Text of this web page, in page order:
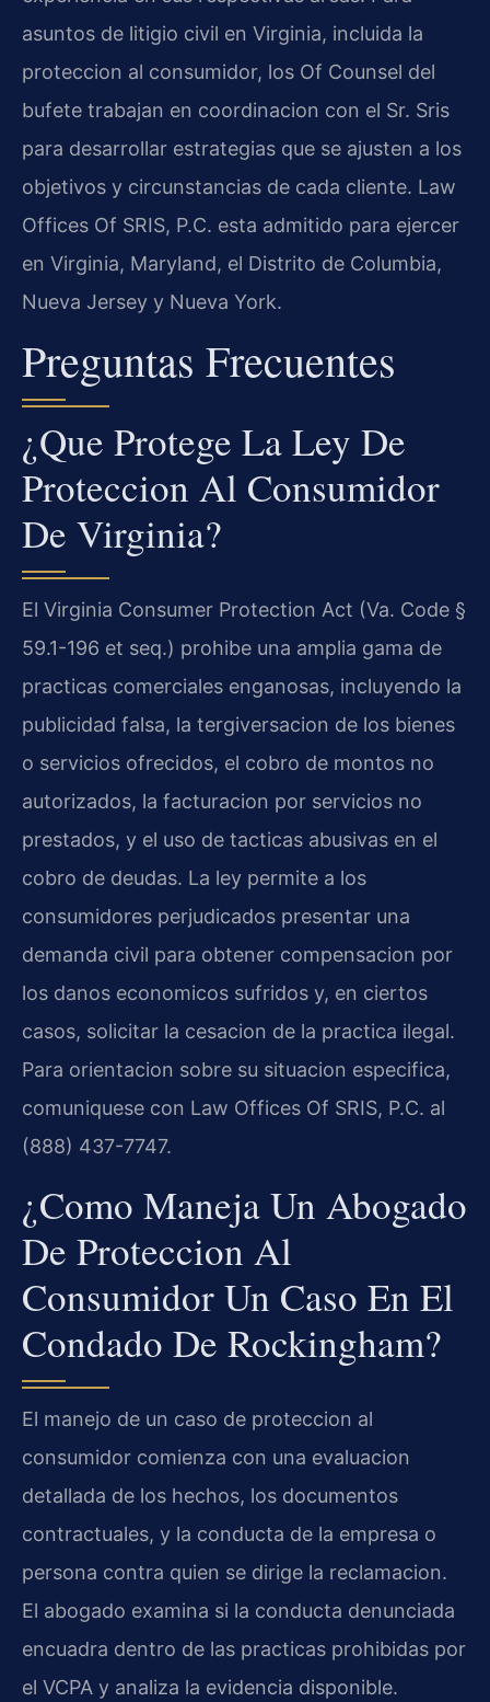
asuntos de litigio civil en Virginia, incluida la
proteccion al consumidor, los Of Counsel del
bufete trabajan en coordinacion con el Sr. Sris
para desarrollar estrategias que se ajusten a los
objetivos y circunstancias de cada cliente. Law
Offices Of SRIS, P.C. esta admitido para ejercer
en Virginia, Maryland, el Distrito de Columbia,
Nueva Jersey y Nueva York.
Preguntas Frecuentes
¿Que Protege La Ley De
Proteccion Al Consumidor
De Virginia?
El Virginia Consumer Protection Act (Va. Code §
59.1-196 et seq.) prohibe una amplia gama de
practicas comerciales enganosas, incluyendo la
publicidad falsa, la tergiversacion de los bienes
o servicios ofrecidos, el cobro de montos no
autorizados, la facturacion por servicios no
prestados, y el uso de tacticas abusivas en el
cobro de deudas. La ley permite a los
consumidores perjudicados presentar una
demanda civil para obtener compensacion por
los danos economicos sufridos y, en ciertos
casos, solicitar la cesacion de la practica ilegal.
Para orientacion sobre su situacion especifica,
comuniquese con Law Offices Of SRIS, P.C. al
(888) 437-7747.
¿Como Maneja Un Abogado
De Proteccion Al
Consumidor Un Caso En El
Condado De Rockingham?
El manejo de un caso de proteccion al
consumidor comienza con una evaluacion
detallada de los hechos, los documentos
contractuales, y la conducta de la empresa o
persona contra quien se dirige la reclamacion.
El abogado examina si la conducta denunciada
encuadra dentro de las practicas prohibidas por
el VCPA y analiza la evidencia disponible.